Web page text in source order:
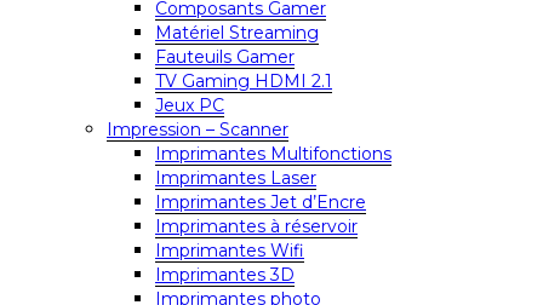
Composants Gamer
Matériel Streaming
Fauteuils Gamer
TV Gaming HDMI 2.1
Jeux PC
Impression – Scanner
Imprimantes Multifonctions
Imprimantes Laser
Imprimantes Jet d’Encre
Imprimantes à réservoir
Imprimantes Wifi
Imprimantes 3D
Imprimantes photo